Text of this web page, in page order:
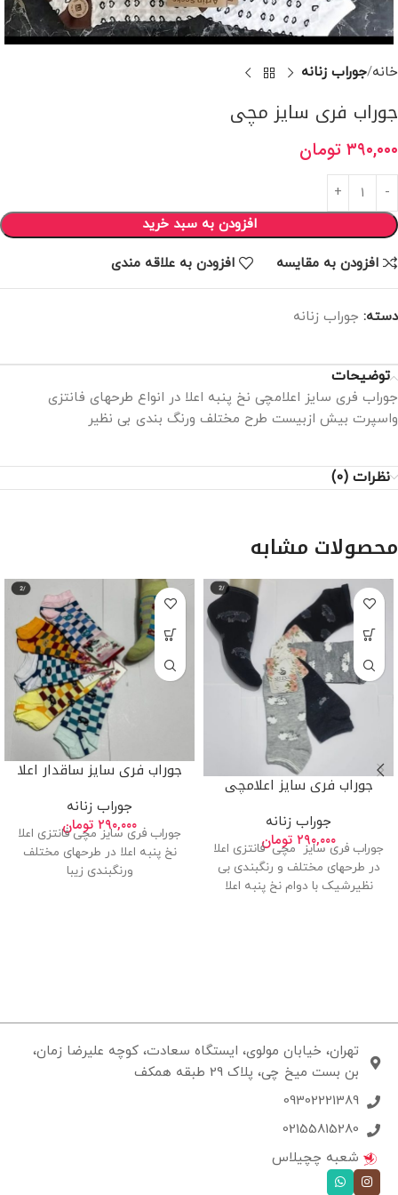
خانه جوراب زنانه
جوراب فری سایز مچی
۳۹۰,۰۰۰ تومان
افزودن به سبد خرید
افزودن به مقایسه افزودن به علاقه مندی
دسته: جوراب زنانه
توضیحات
جوراب فری سایز اعلامچی نخ پنبه اعلا در انواع طرحهای فانتزی
واسپرت بیش ازبیست طرح مختلف ورنگ بندی بی نظیر
نظرات (0)
محصولات مشابه
جوراب فری سایز اعلامچی
جوراب زنانه
۲۹۰,۰۰۰ تومان
جوراب فری سایز مچی فانتزی اعلا
در طرحهای مختلف و رنگبندی بی
نظیرشیک با دوام نخ پنبه اعلا
جوراب فری سایز ساقدار اعلا
جوراب زنانه
۲۹۰,۰۰۰ تومان
جوراب فری سایز مچی فانتزی اعلا
نخ پنبه اعلا در طرحهای مختلف
ورنگبندی زیبا
تهران، خیابان مولوی، ایستگاه سعادت، کوچه علیرضا زمان،
بن بست میخ چی، پلاک 29 طبقه همکف
09302221389
02155815280
شعبه چچیلاس